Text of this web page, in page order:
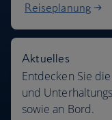
Reiseplanung
Aktuelles
Entdecken Sie
und
sowie an Bord.